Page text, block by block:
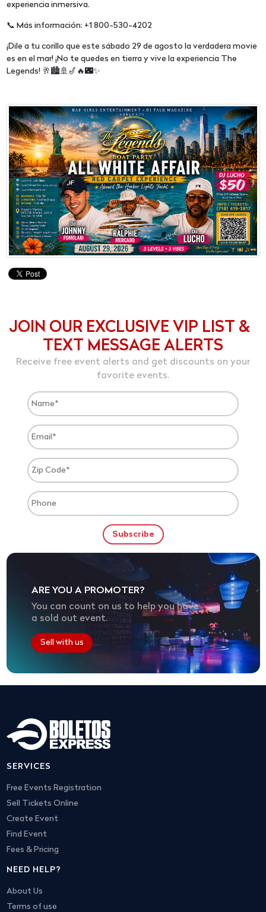
experiencia inmersiva.
📞 Más información: +1 800-530-4202
¡Dile a tu corillo que este sábado 29 de agosto la verdadera movie
es en el mar! ¡No te quedes en tierra y vive la experiencia The
Legends! 🥂🏙️🚢🎷🔥🌃✨
JOIN OUR EXCLUSIVE VIP LIST &
TEXT MESSAGE ALERTS
Receive free event alerts and get discounts on your
favorite events.
ARE YOU A PROMOTER?
You can count on us to help you have
a sold out event.
Sell with us
SERVICES
Free Events Registration
Sell Tickets Online
Create Event
Find Event
Fees & Pricing
NEED HELP?
About Us
Terms of use